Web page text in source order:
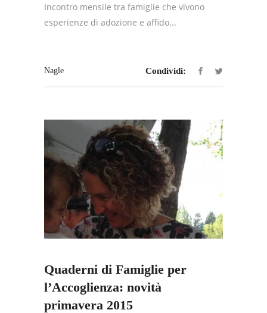
Incontro mensile tra famiglie che vivono
esperienze di adozione e affido...
Nagle Condividi:
Quaderni di Famiglie per
l’Accoglienza: novità
primavera 2015